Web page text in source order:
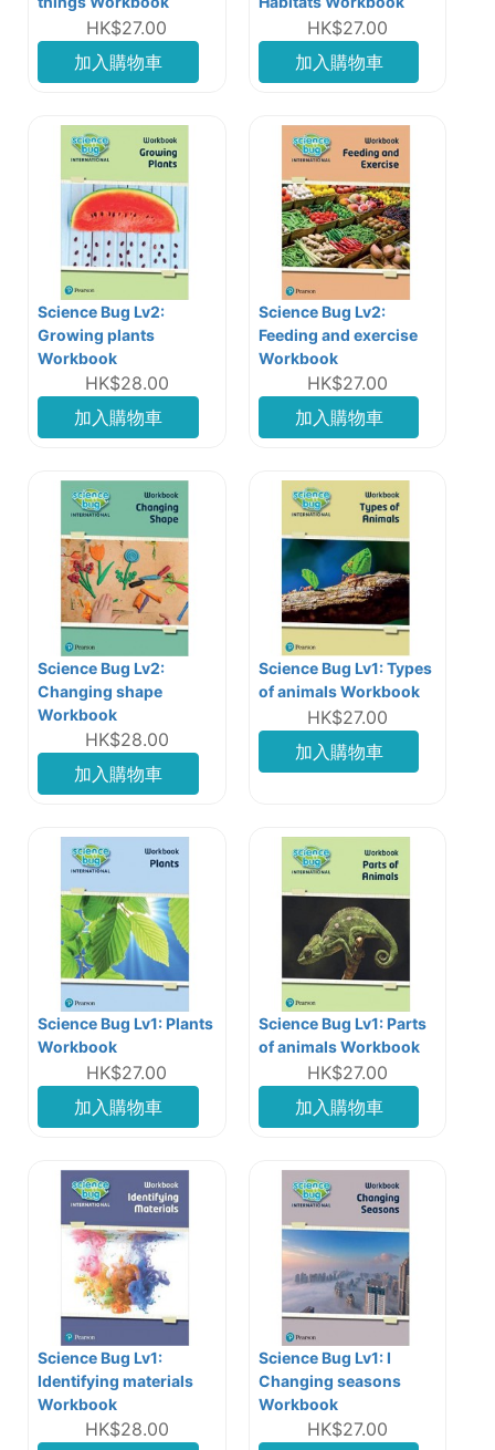
HK$27.00
加入購物車
HK$27.00
加入購物車
Science Bug Lv2:
Growing plants
Workbook
HK$28.00
加入購物車
Science Bug Lv2:
Feeding and exercise
Workbook
HK$27.00
加入購物車
Science Bug Lv2:
Changing shape
Workbook
HK$28.00
加入購物車
Science Bug Lv1: Types
of animals Workbook
HK$27.00
加入購物車
Science Bug Lv1: Plants
Workbook
HK$27.00
加入購物車
Science Bug Lv1: Parts
of animals Workbook
HK$27.00
加入購物車
Science Bug Lv1:
Identifying materials
Workbook
HK$28.00
Science Bug Lv1: I
Changing seasons
Workbook
HK$27.00